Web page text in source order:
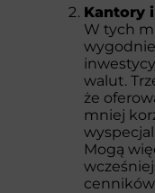
Kantory
W tych
wygodnie
walut.
że
mniej
Mogą
cenników.